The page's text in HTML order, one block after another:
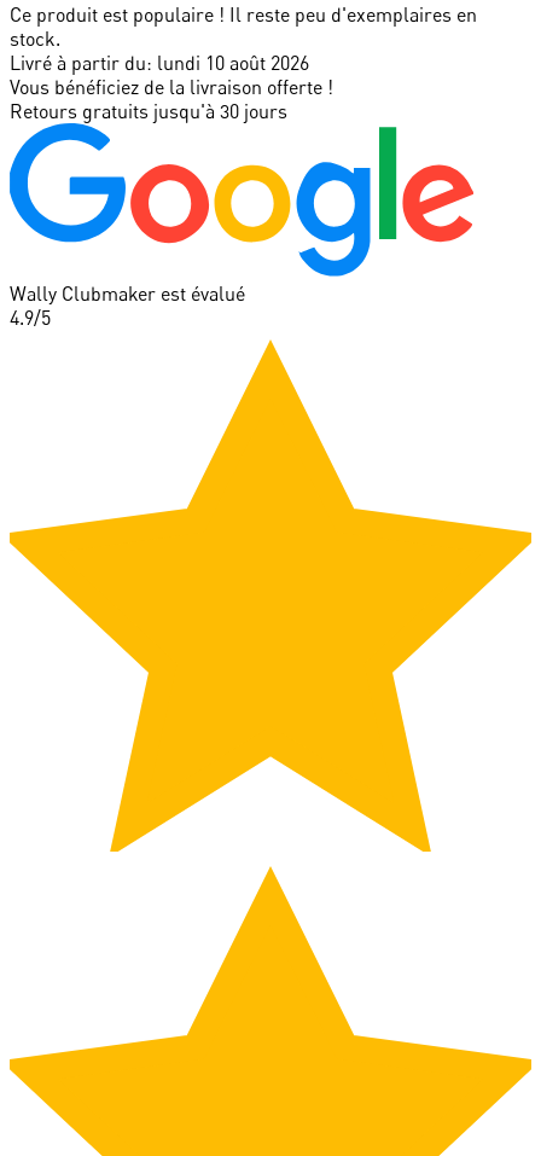
Ce produit est populaire ! Il reste peu d'exemplaires en
stock.
Livré à partir du: lundi 10 août 2026
Vous bénéficiez de la livraison offerte !
Retours gratuits jusqu'à 30 jours
Wally Clubmaker est évalué
4.9/5